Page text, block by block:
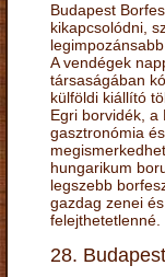
Budapest
kikapcsolódni,
A vendégek
társaságában
külföldi kiállító
Egri borvidék, a
gasztronómia
hungarikum
legszebb
gazdag zenei
felejthetetlenné.
28.